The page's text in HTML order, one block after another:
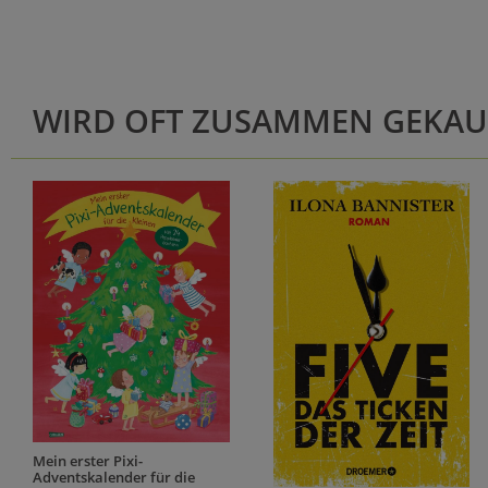
WIRD OFT ZUSAMMEN
Mein erster Pixi-
Adventskalender für die